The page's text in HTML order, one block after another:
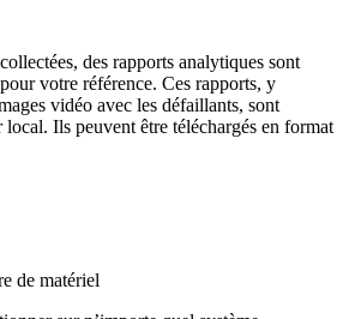
des rapports analytiques sont
votre référence. Ces rapports, y
vidéo avec les défaillants, sont
local. Ils peuvent être téléchargés en format
de matériel